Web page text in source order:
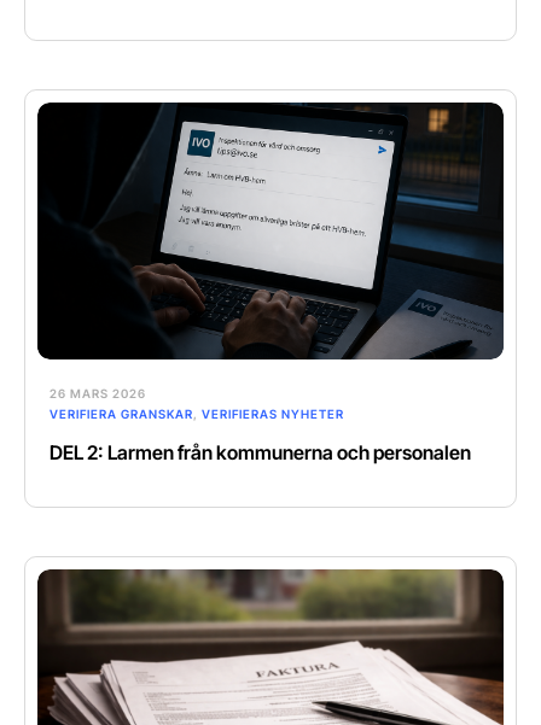
26 MARS 2026
VERIFIERA GRANSKAR
VERIFIERAS NYHETER
DEL 2: Larmen från kommunerna och personalen